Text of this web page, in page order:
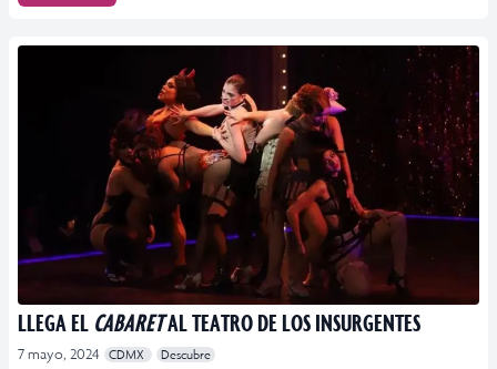
LLEGA EL CABARETAL TEATRO DE LOS INSURGENTES
7 mayo, 2024 CDMX Descubre